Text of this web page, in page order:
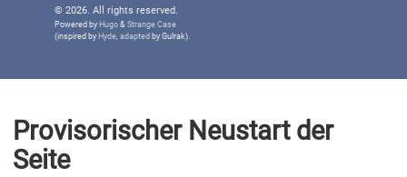
© 2026. All rights reserved.
Powered byHugo&Strange Case
(inspired byHyde,adaptedby Gulrak).
Provisorischer Neustart der
Seite